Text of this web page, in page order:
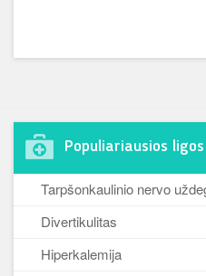
Populiariausios ligos
Tarpšonkaulinio nervo
Divertikulitas
Hiperkalemija